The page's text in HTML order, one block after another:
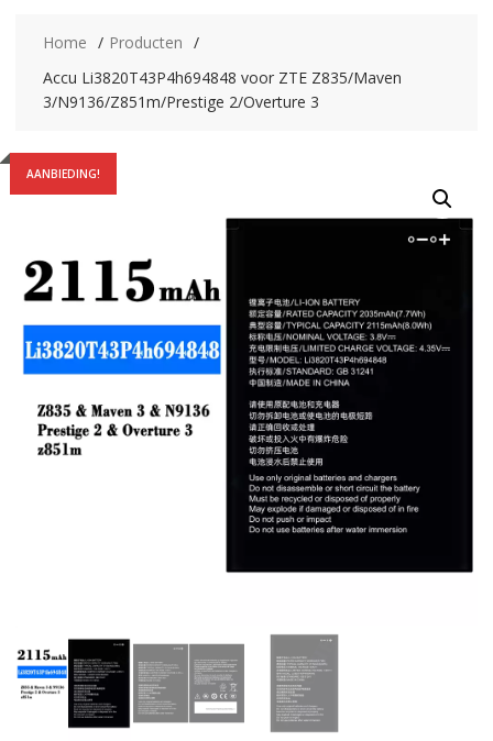
Home
Producten
Accu Li3820T43P4h694848 voor ZTE Z835/Maven
3/N9136/Z851m/Prestige 2/Overture 3
AANBIEDING!